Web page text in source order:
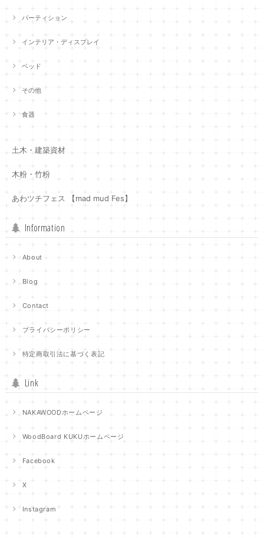
パーティション
インテリア・ディスプレイ
ベッド
その他
食器
土木・建築資材
木粉・竹粉
あわツチフェス 【mad mud Fes】
Information
About
Blog
Contact
プライバシーポリシー
特定商取引法に基づく表記
Link
NAKAWOODホームページ
WoodBoard KUKUホームページ
Facebook
X
Instagram